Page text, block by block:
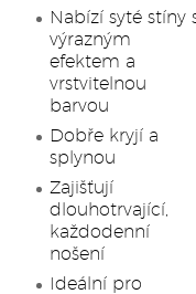
Nabízí syté stíny
výrazným
efektem a
vrstvitelnou
barvou
Dobře kryjí a
splynou
Zajišťují
dlouhotrvající,
každodenní
nošení
Ideální pro